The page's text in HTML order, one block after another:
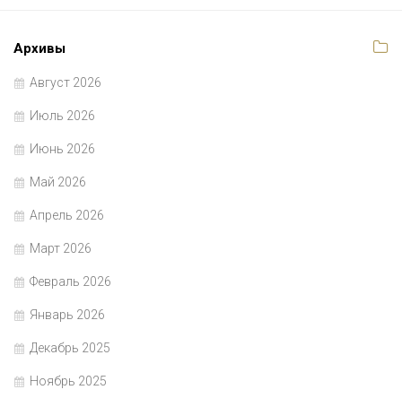
Архивы
Август 2026
Июль 2026
Июнь 2026
Май 2026
Апрель 2026
Март 2026
Февраль 2026
Январь 2026
Декабрь 2025
Ноябрь 2025